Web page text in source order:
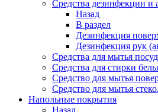
Средства дезинфекции и
Назад
В раздел
Дезинфекция
Дезинфекция рук
Средства для мытья
Средства для стирки
Средство для мытья
Средство для мытья
Напольные покрытия
Назад